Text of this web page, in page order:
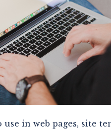
in web pages, site